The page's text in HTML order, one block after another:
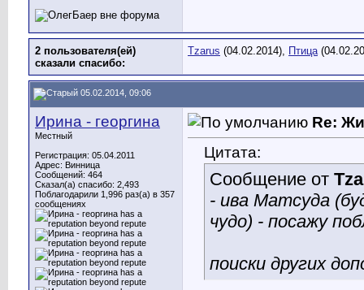
2 пользователя(ей)
сказали cпасибо:
Tzarus (04.02.2014), Птица
05.02.2014, 09:06
Ирина - георгина
Местный
Регистрация: 05.04.2011
Адрес: Винница
Сообщений: 464
Сказал(а) спасибо: 2,493
Поблагодарили 1,996 раз(а) в 357
сообщениях
Re:
Цитата:
Сообщение от
- ива Матсуда
чудо) - посажу
поиски других